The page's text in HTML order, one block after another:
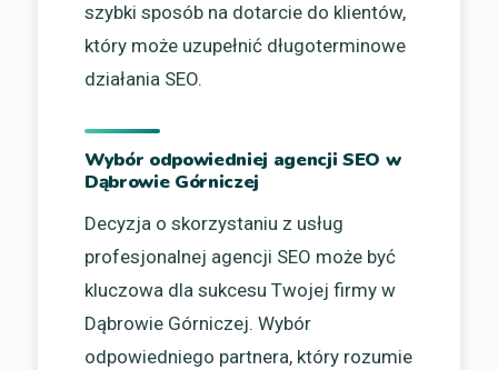
szybki sposób na dotarcie do klientów,
który może uzupełnić długoterminowe
działania SEO.
Wybór odpowiedniej agencji SEO w
Dąbrowie Górniczej
Decyzja o skorzystaniu z usług
profesjonalnej agencji SEO może być
kluczowa dla sukcesu Twojej firmy w
Dąbrowie Górniczej. Wybór
odpowiedniego partnera, który rozumie